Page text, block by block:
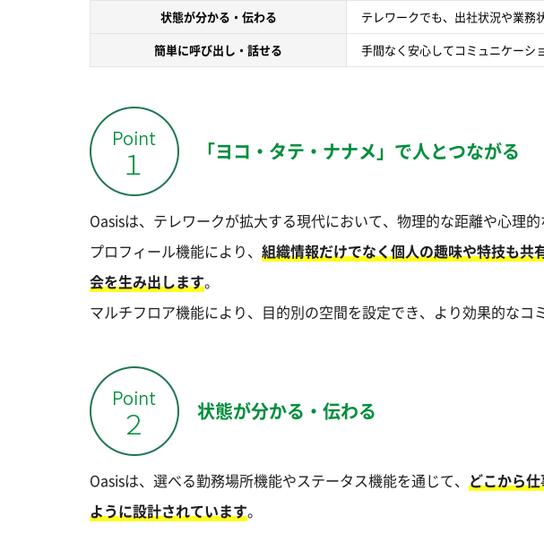
状態が分かる・伝わる
テレワークでも、出社状況や業務
簡単に呼び出し・話せる
手間なく安心してコミュニケーシ
「ヨコ・タテ・ナナメ」で人とつながる
Oasisは、テレワークが拡大する現代において、物理的な距離や心理
プロフィール機能により、 組織情報だけでなく個人の趣味や特技も
会を生み出します。
マルチフロア機能により、目的別の空間を設定でき、より効果的なコ
状態が分かる・伝わる
Oasisは、選べる勤務場所機能やステータス機能を通じて、 どこから
ように設計されています。